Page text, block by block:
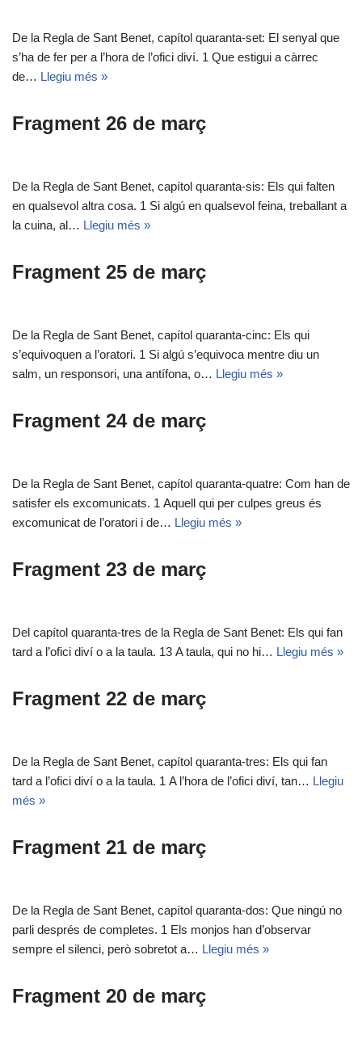
De la Regla de Sant Benet, capítol quaranta-set: El senyal que
s’ha de fer per a l’hora de l’ofici diví. 1 Que estigui a càrrec
de… Llegiu més »
Fragment 26 de març
De la Regla de Sant Benet, capítol quaranta-sis: Els qui falten
en qualsevol altra cosa. 1 Si algú en qualsevol feina, treballant a
la cuina, al… Llegiu més »
Fragment 25 de març
De la Regla de Sant Benet, capítol quaranta-cinc: Els qui
s’equivoquen a l’oratori. 1 Si algú s’equivoca mentre diu un
salm, un responsori, una antífona, o… Llegiu més »
Fragment 24 de març
De la Regla de Sant Benet, capítol quaranta-quatre: Com han de
satisfer els excomunicats. 1 Aquell qui per culpes greus és
excomunicat de l’oratori i de… Llegiu més »
Fragment 23 de març
Del capítol quaranta-tres de la Regla de Sant Benet: Els qui fan
tard a l’ofici diví o a la taula. 13 A taula, qui no hi… Llegiu més »
Fragment 22 de març
De la Regla de Sant Benet, capítol quaranta-tres: Els qui fan
tard a l’ofici diví o a la taula. 1 A l’hora de l’ofici diví, tan… Llegiu
més »
Fragment 21 de març
De la Regla de Sant Benet, capítol quaranta-dos: Que ningú no
parli després de completes. 1 Els monjos han d’observar
sempre el silenci, però sobretot a… Llegiu més »
Fragment 20 de març